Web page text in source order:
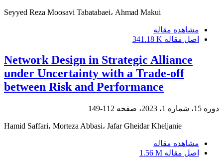
Seyyed Reza Moosavi Tabatabaei، Ahmad Makui
مشاهده مقاله
اصل مقاله 341.18 K
Network Design in Strategic Alliance
under Uncertainty with a Trade-off
between Risk and Performance
دوره 15، شماره 1، 2023، صفحه 112-149
Hamid Saffari، Morteza Abbasi، Jafar Gheidar Kheljanie
مشاهده مقاله
اصل مقاله 1.56 M